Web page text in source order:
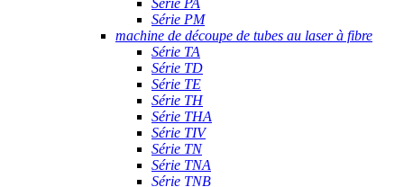
Série PA
Série PM
machine de découpe de tubes au laser à fibre
Série TA
Série TD
Série TE
Série TH
Série THA
Série TIV
Série TN
Série TNA
Série TNB